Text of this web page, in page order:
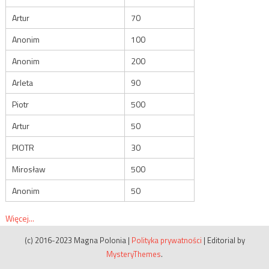
Artur
70
Anonim
100
Anonim
200
Arleta
90
Piotr
500
Artur
50
PIOTR
30
Mirosław
500
Anonim
50
Więcej...
(c) 2016-2023 Magna Polonia | Polityka prywatności | Editorial by
MysteryThemes.